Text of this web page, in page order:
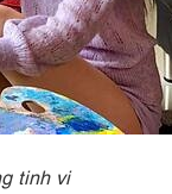
tinh vi